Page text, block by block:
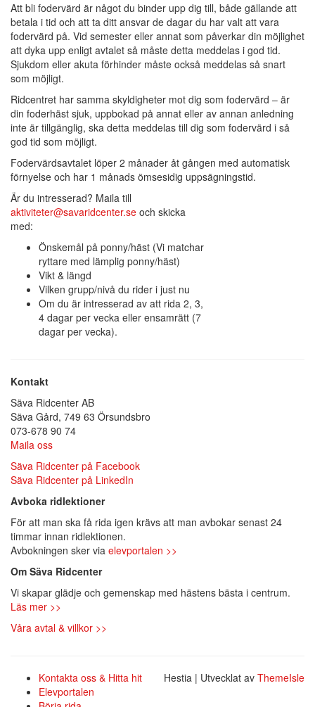
Att bli fodervärd är något du binder upp dig till, både gällande att
betala i tid och att ta ditt ansvar de dagar du har valt att vara
fodervärd på. Vid semester eller annat som påverkar din möjlighet
att dyka upp enligt avtalet så måste detta meddelas i god tid.
Sjukdom eller akuta förhinder måste också meddelas så snart
som möjligt.
Ridcentret har samma skyldigheter mot dig som fodervärd – är
din foderhäst sjuk, uppbokad på annat eller av annan anledning
inte är tillgänglig, ska detta meddelas till dig som fodervärd i så
god tid som möjligt.
Fodervärdsavtalet löper 2 månader åt gången med automatisk
förnyelse och har 1 månads ömsesidig uppsägningstid.
Är du intresserad? Maila till
aktiviteter@savaridcenter.se och skicka
med:
Önskemål på ponny/häst (Vi matchar
ryttare med lämplig ponny/häst)
Vikt & längd
Vilken grupp/nivå du rider i just nu
Om du är intresserad av att rida 2, 3,
4 dagar per vecka eller ensamrätt (7
dagar per vecka).
Kontakt
Säva Ridcenter AB
Säva Gård, 749 63 Örsundsbro
073-678 90 74
Maila oss
Säva Ridcenter på Facebook
Säva Ridcenter på LinkedIn
Avboka ridlektioner
För att man ska få rida igen krävs att man avbokar senast 24
timmar innan ridlektionen.
Avbokningen sker via elevportalen >>
Om Säva Ridcenter
Vi skapar glädje och gemenskap med hästens bästa i centrum.
Läs mer >>
Våra avtal & villkor >>
Kontakta oss & Hitta hit
Elevportalen
Hestia | Utvecklat av ThemeIsle